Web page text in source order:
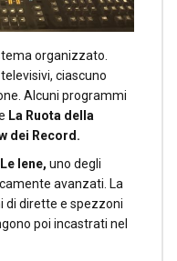
organizzato.
ciascuno
Alcuni programmi
La Ruota della
dei Record.
Le Iene, uno degli
avanzati. La
di dirette e spezzoni
poi incastrati nel